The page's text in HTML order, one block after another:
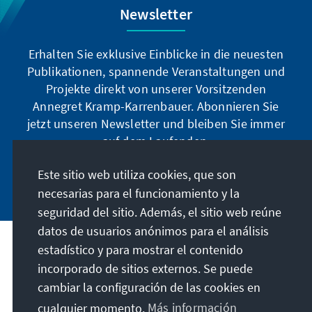
Newsletter
Erhalten Sie exklusive Einblicke in die neuesten
Publikationen, spannende Veranstaltungen und
Projekte direkt von unserer Vorsitzenden
Annegret Kramp-Karrenbauer. Abonnieren Sie
jetzt unseren Newsletter und bleiben Sie immer
auf dem Laufenden.
Jetzt abonnieren
Nuestra misión
Contacto
Este sitio web utiliza cookies, que son
necesarias para el funcionamiento y la
seguridad del sitio. Además, el sitio web reúne
datos de usuarios anónimos para el análisis
estadístico y para mostrar el contenido
incorporado de sitios externos. Se puede
cambiar la configuración de las cookies en
cualquier momento. Más información